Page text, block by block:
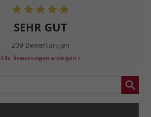
SEHR GUT
209 Bewertungen
Alle Bewertungen anzeigen >